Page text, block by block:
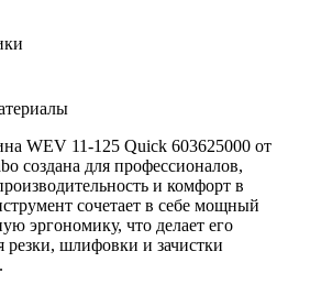
WEV 11-125 Quick 603625000 от
создана для профессионалов,
и комфорт в
сочетает в себе мощный
эргономику, что делает его
шлифовки и зачистки